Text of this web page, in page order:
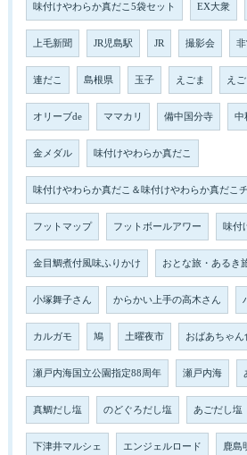
味付けやわらか真だこ5袋セット EX大衆
上毛新聞 JR児島駅 JR 撮影会
連だこ 島根県 玉子 えごま え
オリーブde ママカリ 備中国分寺 中
金メダル 味付けやわらか真だこ
味付けやわらか真だこ＆味付けやわらか真だこ
フットマップ フットボールアワー 味付
金目鯛煮付風味ふりかけ おとな旅・あるき
小塚舞子さん からかい上手の高木さん
カルガモ 鳩 土曜夜市 おばあちゃん
瀬戸内海国立公園指定88周年 瀬戸内海
真鯛だし塩 のどぐろだし塩 あごだし塩
下津井マルシェ エンジェルロード 鹿島